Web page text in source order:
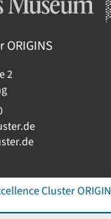
ORIGINS
2
Cluster